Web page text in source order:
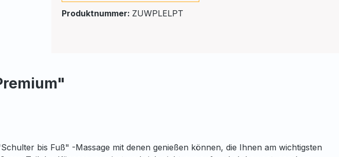
Produktnummer: ZUWPLELPT
bis Fuß" -Massage mit denen genießen können, die Ihnen am wichtigsten